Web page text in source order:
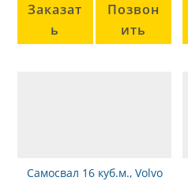
Заказат
ь
Позвон
ить
Самосвал 16 куб.м., Volvo